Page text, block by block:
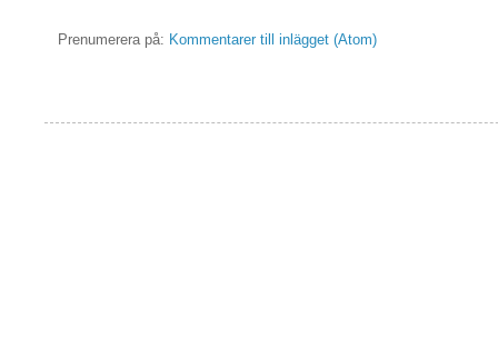
Prenumerera på: Kommentarer till inlägget (Atom)